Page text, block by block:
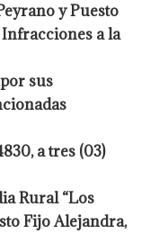
y Puesto
a la
sus
a tres (03)
Rural “Los
Fijo Alejandra,